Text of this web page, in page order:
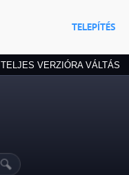
TELEPÍTÉS
TELJES VERZIÓRA VÁLTÁS